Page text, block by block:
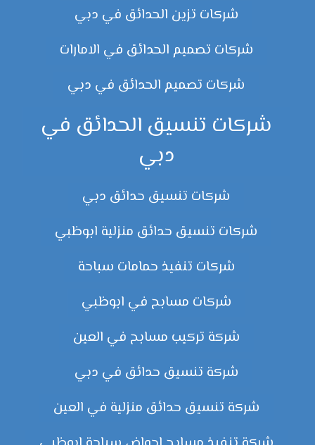
شركات تزين الحدائق في دبي
شركات تصميم الحدائق في الامارات
شركات تصميم الحدائق في دبي
شركات تنسيق الحدائق في
دبي
شركات تنسيق حدائق دبي
شركات تنسيق حدائق منزلية ابوظبي
شركات تنفيذ حمامات سباحة
شركات مسابح في ابوظبي
شركة تركيب مسابح في العين
شركة تنسيق حدائق في دبي
شركة تنسيق حدائق منزلية في العين